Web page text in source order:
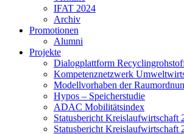
IFAT 2024
Archiv
Promotionen
Alumni
Projekte
Dialogplattform
Kompetenznetzwerk
Modellvorhaben der
Hypos – Speicherstudie
ADAC Mobilitätsindex
Statusbericht Kreislaufwirtschaft
Statusbericht Kreislaufwirtschaft